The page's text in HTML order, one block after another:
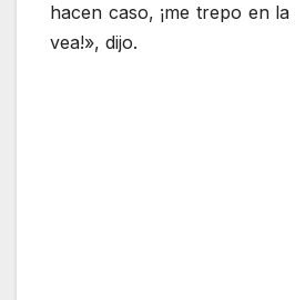
hacen caso, ¡me trepo en
vea!», dijo.